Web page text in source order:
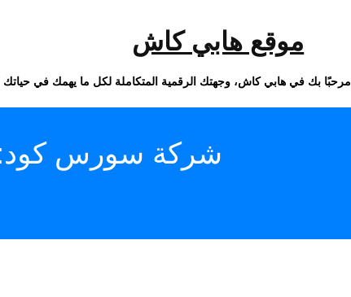
موقع هابي كاش
مرحبًا بك في هابي كاش، وجهتك الرقمية المتكاملة لكل ما يهمك في حياتك
شركة سورس كود: